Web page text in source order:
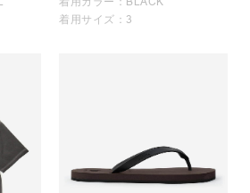
着用サイズ：3